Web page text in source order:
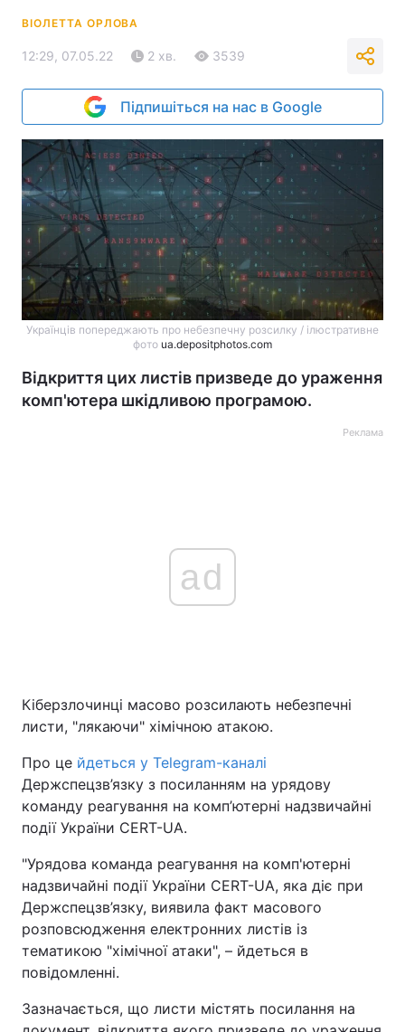
ВІОЛЕТТА ОРЛОВА
12:29, 07.05.22 2 хв. 3539
Підпишіться на нас в Google
Українців попереджають про небезпечну розсилку / ілюстративне
фото ua.depositphotos.com
Відкриття цих листів призведе до ураження
комп'ютера шкідливою програмою.
Реклама
ad
Кіберзлочинці масово розсилають небезпечні
листи, "лякаючи" хімічною атакою.
Про це йдеться у Telegram-каналі
Держспецзв’язку з посиланням на урядову
команду реагування на комп’ютерні надзвичайні
події України CERT-UA.
"Урядова команда реагування на комп'ютерні
надзвичайні події України CERT-UA, яка діє при
Держспецзв’язку, виявила факт масового
розповсюдження електронних листів із
тематикою "хімічної атаки", – йдеться в
повідомленні.
Зазначається, що листи містять посилання на